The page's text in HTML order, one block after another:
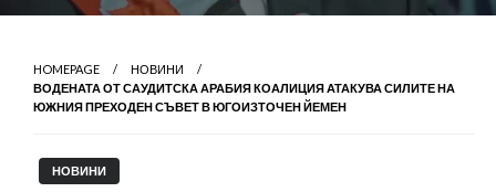
HOMEPAGE
НОВИНИ
ВОДЕНАТА ОТ САУДИТСКА АРАБИЯ КОАЛИЦИЯ АТАКУВА СИЛИТЕ НА
ЮЖНИЯ ПРЕХОДЕН СЪВЕТ В ЮГОИЗТОЧЕН ЙЕМЕН
НОВИНИ